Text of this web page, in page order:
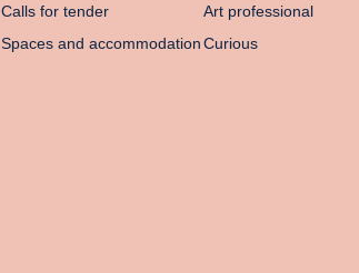
Calls for tender
Spaces and accommodation
Art professional
Curious